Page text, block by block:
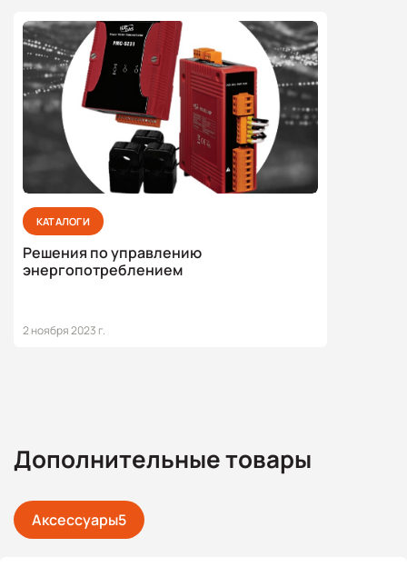
КАТАЛОГИ
Решения по управлению
энергопотреблением
2 ноября 2023 г.
Дополнительные товары
Аксессуары5